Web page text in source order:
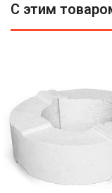
С этим